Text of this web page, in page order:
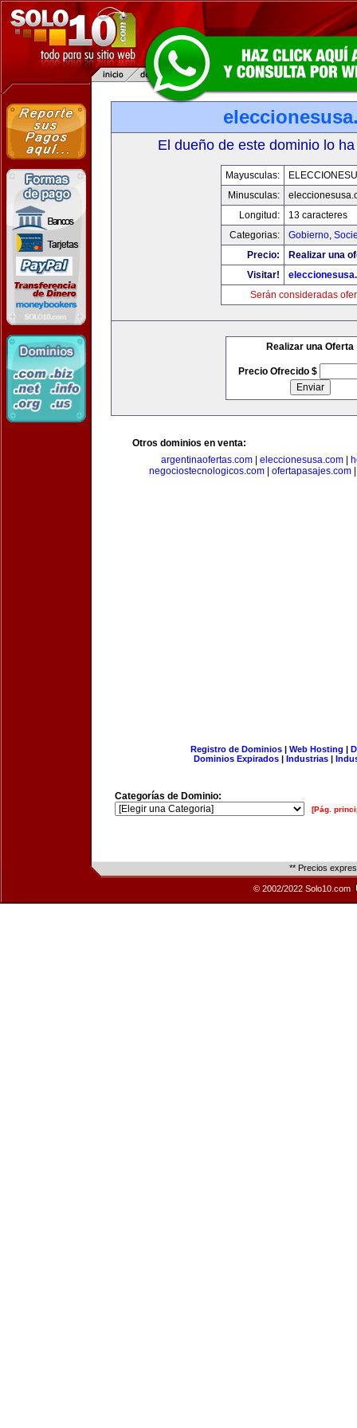
El dueño de este dominio lo
Mayusculas:
Minusculas:
Longitud:
13 caracteres
Categorias:
Gobierno,
Precio:
Realizar una
Visitar!
Serán consideradas
Realizar una Oferta
Precio Ofrecido $
Otros dominios en venta:
argentinaofertas.com| eleccionesusa.com|
negociostecnologicos.com
ofertapasajes.com
Registro de Dominios| Web Hosting |
Dominios Expirados | Industrias |
Categorías de Dominio:
[Pág.
** Precios
© 2002/2022 Solo10.com